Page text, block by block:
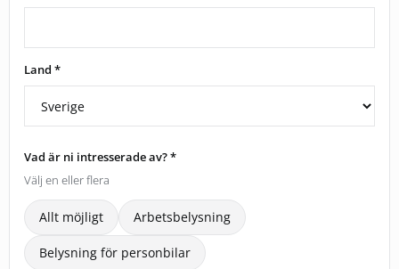
Land *
Vad är ni intresserade av? *
Välj en eller flera
Allt möjligt Arbetsbelysning
Belysning för personbilar